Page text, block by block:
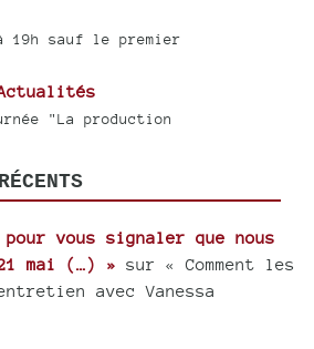
19h sauf le premier
"La production
vous signaler que nous
mai (…) » sur « Comment les
avec Vanessa